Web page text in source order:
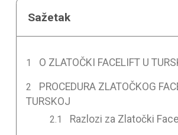
Sažetak
O ZLATOČKI FACELIFT U
PROCEDURA ZLATOČKOG
TURSKOJ
Razlozi za Zlatočki